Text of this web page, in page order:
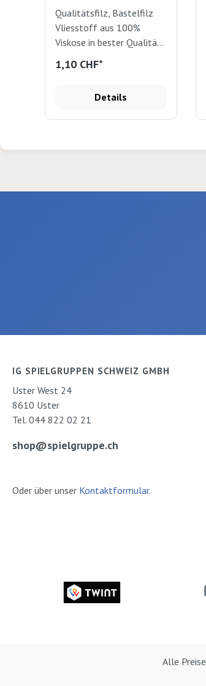
Qualitätsfilz, Bastelfilz
Vliesstoff aus 100%
Viskose in bester Qualität,
zum Basteln, Vernähen
und für Dekorationen.
oder mit Maschine vernäht
werden. 20x30 cm
1,10 CHF*
Details
IG SPIELGRUPPEN SCHWEIZ GMBH
Uster West 24
8610 Uster
Tel. 044 822 02 21
shop@spielgruppe.ch
Oder über unser Kontaktformular.
Alle